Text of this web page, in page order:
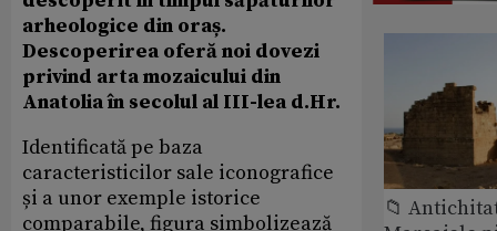
arheologice din oraș.
Descoperirea oferă noi dovezi
privind arta mozaicului din
Anatolia în secolul al III-lea d.Hr.
Identificată pe baza
caracteristicilor sale iconografice
și a unor exemple istorice
comparabile, figura simbolizează
📁